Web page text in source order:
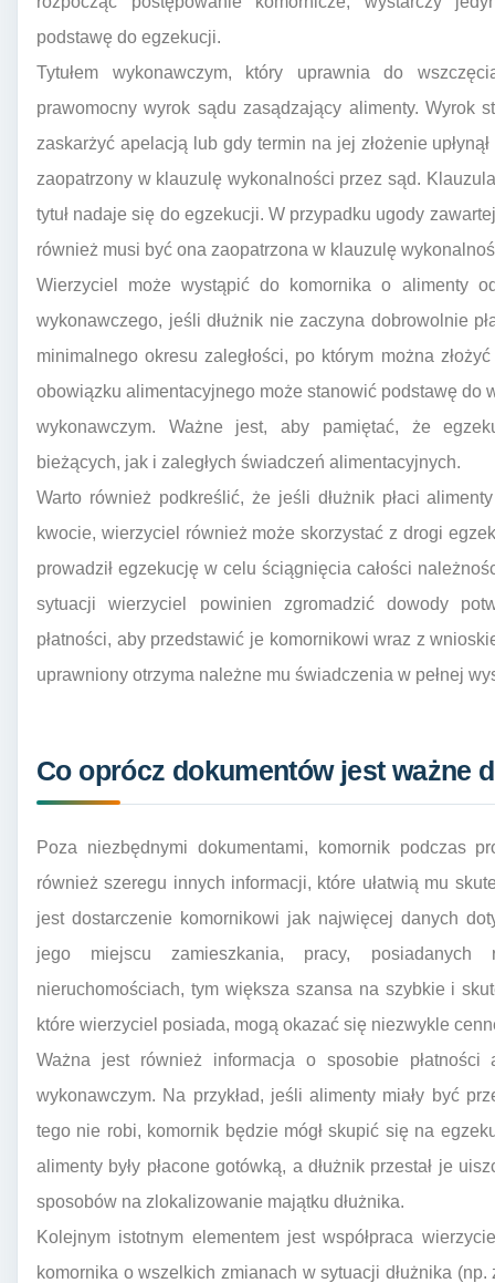
podstawę do egzekucji.
Tytułem wykonawczym, który uprawnia do
prawomocny wyrok sądu zasądzający alimenty. Wyrok
zaskarżyć apelacją lub gdy termin na jej złożenie
zaopatrzony w klauzulę wykonalności przez sąd.
tytuł nadaje się do egzekucji. W przypadku ugody
również musi być ona zaopatrzona w klauzulę
Wierzyciel może wystąpić do komornika o alimenty
wykonawczego, jeśli dłużnik nie zaczyna dobrowolnie
minimalnego okresu zaległości, po którym można
obowiązku alimentacyjnego może stanowić podstawę do
wykonawczym. Ważne jest, aby pamiętać, że
bieżących, jak i zaległych świadczeń alimentacyjnych.
Warto również podkreślić, że jeśli dłużnik płaci
kwocie, wierzyciel również może skorzystać z drogi
prowadził egzekucję w celu ściągnięcia całości
sytuacji wierzyciel powinien zgromadzić dowody
płatności, aby przedstawić je komornikowi wraz z
uprawniony otrzyma należne mu świadczenia w pełnej
Co oprócz dokumentów jest ważne
Poza niezbędnymi dokumentami, komornik podczas
również szeregu innych informacji, które ułatwią mu
jest dostarczenie komornikowi jak najwięcej danych
jego miejscu zamieszkania, pracy, posiadanych
nieruchomościach, tym większa szansa na szybkie i
które wierzyciel posiada, mogą okazać się niezwykle
Ważna jest również informacja o sposobie
wykonawczym. Na przykład, jeśli alimenty miały być
tego nie robi, komornik będzie mógł skupić się na
alimenty były płacone gotówką, a dłużnik przestał je
sposobów na zlokalizowanie majątku dłużnika.
Kolejnym istotnym elementem jest współpraca
komornika o wszelkich zmianach w sytuacji dłużnika